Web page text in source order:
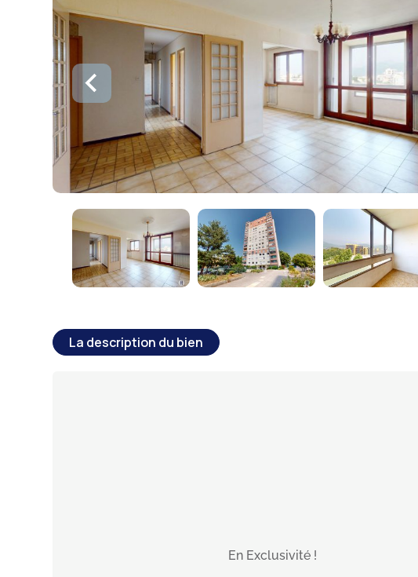
La description du bien
En Exclusivité !